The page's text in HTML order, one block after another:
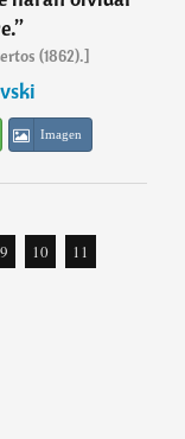
”
(1862).]
Imagen
9 10 11